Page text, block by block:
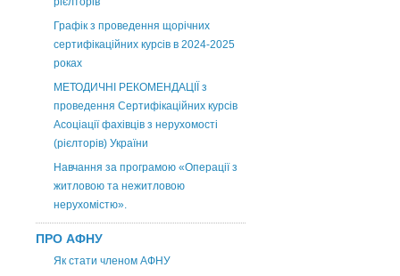
Графік з проведення щорічних
сертифікаційних курсів в 2024-2025
роках
МЕТОДИЧНІ РЕКОМЕНДАЦІЇ з
проведення Сертифікаційних курсів
Асоціації фахівців з нерухомості
(рієлторів) України
Навчання за програмою «Операції з
житловою та нежитловою
нерухомістю».
ПРО АФНУ
Як стати членом АФНУ